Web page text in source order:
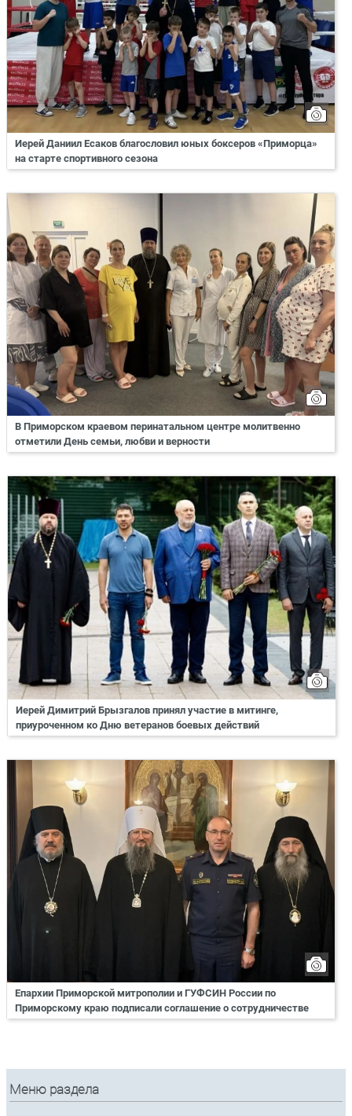
Иерей Даниил Есаков благословил юных боксеров «Приморца»
на старте спортивного сезона
В Приморском краевом перинатальном центре молитвенно
отметили День семьи, любви и верности
Иерей Димитрий Брызгалов принял участие в митинге,
приуроченном ко Дню ветеранов боевых действий
Епархии Приморской митрополии и ГУФСИН России по
Приморскому краю подписали соглашение о сотрудничестве
Меню раздела